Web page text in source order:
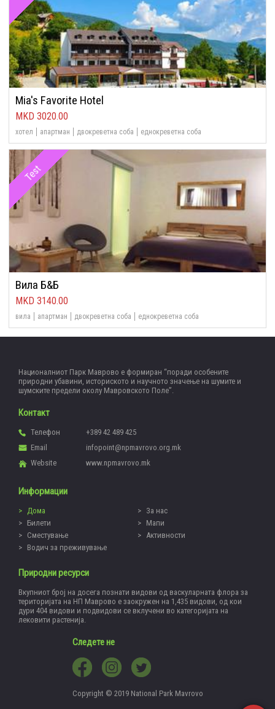
Mia's Favorite Hotel
3020.00
хотел апартман двокреветна соба еднокреветна соба
Test
Вила Б&Б
3140.00
вила апартман двокреветна соба еднокреветна соба
Националниот Парк Маврово е формиран “поради особените
природни убавини, историското и научното значење на шумите и
шумските предели околу Мавровското Поле”.
Контакт
Телефон
+389 42 489 425
Email
infopoint@npmavrovo.org.mk
Website
www.npmavrovo.mk
Информации
Дома
За нас
Билети
Мапи
Сместување
Активности
Водич за преживување
Природни ресурси
Вкупниот број на досега познати видови од васкуларната флора за
територијата на НП Маврово е заокружен на 1,435 видови, од кои
дури 404 видови и подвидови се вклучени во категоријата на
лековити растенија.
Следете не
Copyright © 2019 National Park Mavrovo